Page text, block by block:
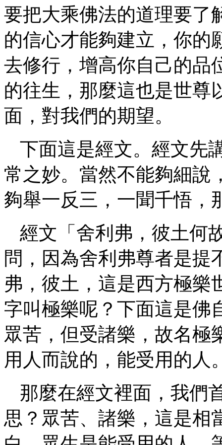
要把大乘佛法的道理要了
的信心才能夠建立，你的
去修行，增高你自己的品
的往生，那麼這也是世尊
面，對我們的期望。
下面這是經文。經文先
常之妙。當然不能夠細說
夠舉一反三，一聞千悟，
經文「舍利弗，彼土何
問，因為舍利弗尊者是提
弗，彼土，這是西方極樂
字叫極樂呢？下面這是佛
眾苦，但受諸樂，故名極
用人而說的，能受用的人
那麼在經文裡面，我們
思？眾苦、諸樂，這是相